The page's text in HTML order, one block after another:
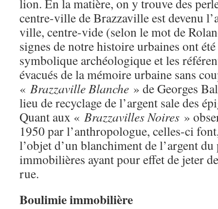
lion. En la matière, on y trouve des
centre-ville de Brazzaville est devenu
ville, centre-vide (selon le mot de
signes de notre histoire urbaines ont
symbolique archéologique et les
évacués de la mémoire urbaine sans
« Brazzaville Blanche » de Georges
lieu de recyclage de l’argent sale des
Quant aux « Brazzavilles Noires »
1950 par l’anthropologue, celles-ci
l’objet d’un blanchiment de l’argent
immobilières ayant pour effet de jeter
rue.
Boulimie immobilière